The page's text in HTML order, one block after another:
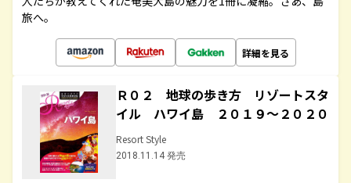
旅へ。
詳細を見る
Ｒ０２ 地球の歩き方 リゾートスタ
イル ハワイ島 ２０１９～２０２０
Resort Style
2018.11.14 発売